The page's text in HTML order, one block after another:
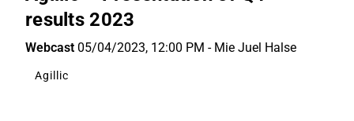
results 2023
Webcast 05/04/2023, 12:00 PM - Mie Juel Halse
Agillic